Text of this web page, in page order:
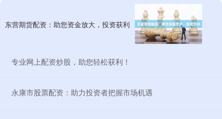
东营期货配资：助您资金放大，投资获利
​专业网上配资炒股，助您轻松获利！
​永康市股票配资：助力投资者把握市场机遇